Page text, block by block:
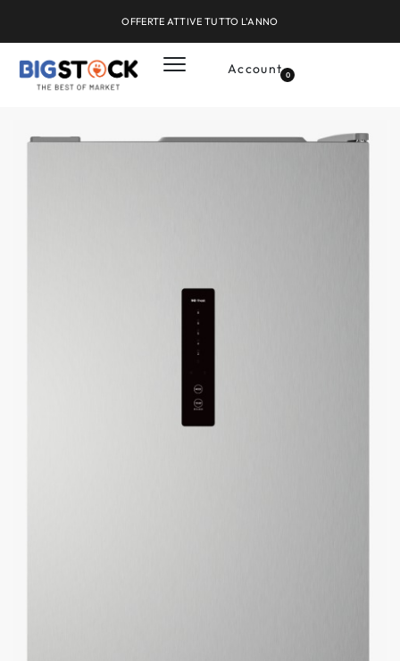
OFFERTE ATTIVE TUTTO L'ANNO
Account 0